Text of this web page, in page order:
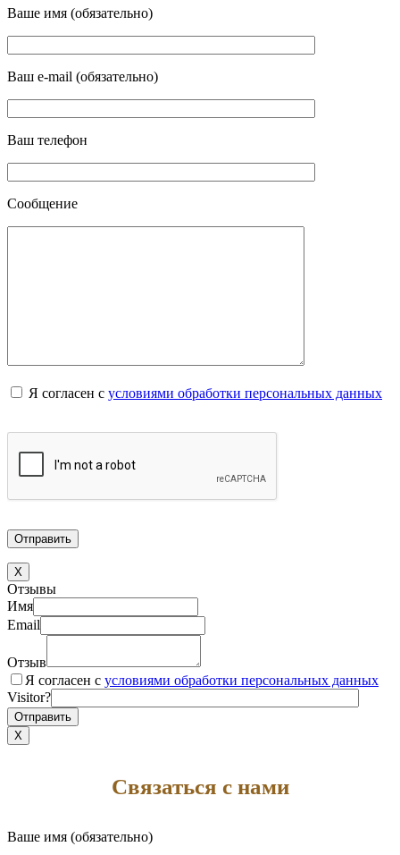
Ваше имя (обязательно)
Ваш e-mail (обязательно)
Ваш телефон
Сообщение
Я согласен с условиями обработки персональных данных
X
Отзывы
Имя
Email
Отзыв
Я согласен с условиями обработки персональных данных
Visitor?
X
Связаться с нами
Ваше имя (обязательно)